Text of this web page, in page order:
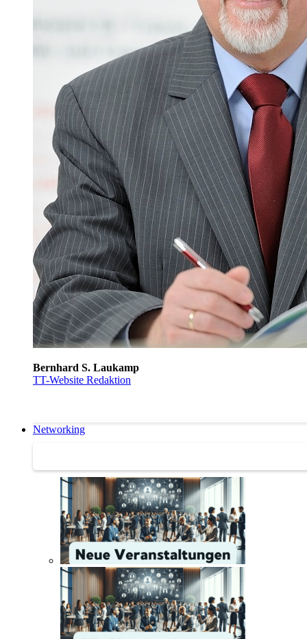
Bernhard S. Laukamp
TT-Website Redaktion
Networking